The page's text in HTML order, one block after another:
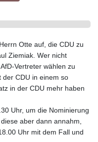
Otte auf, die CDU zu
Ziemiak. Wer nicht
Vertreter wählen zu
der CDU in einem so
in der CDU mehr haben
Uhr, um die Nominierung
aber dann annahm,
Uhr mit dem Fall und